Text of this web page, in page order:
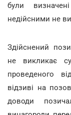
були
недійсними не
Здійснений
не викликає
проведеного
відзиві на
доводи